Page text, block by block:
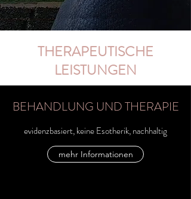
THERAPEUTISCHE
LEISTUNGEN
BEHANDLUNG UND THERAPIE
evidenzbasiert, keine Esotherik, nachhaltig
mehr Informationen